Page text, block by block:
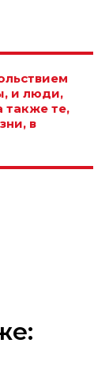
и люди,
также те,
в